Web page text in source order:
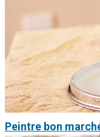
Peintre bon